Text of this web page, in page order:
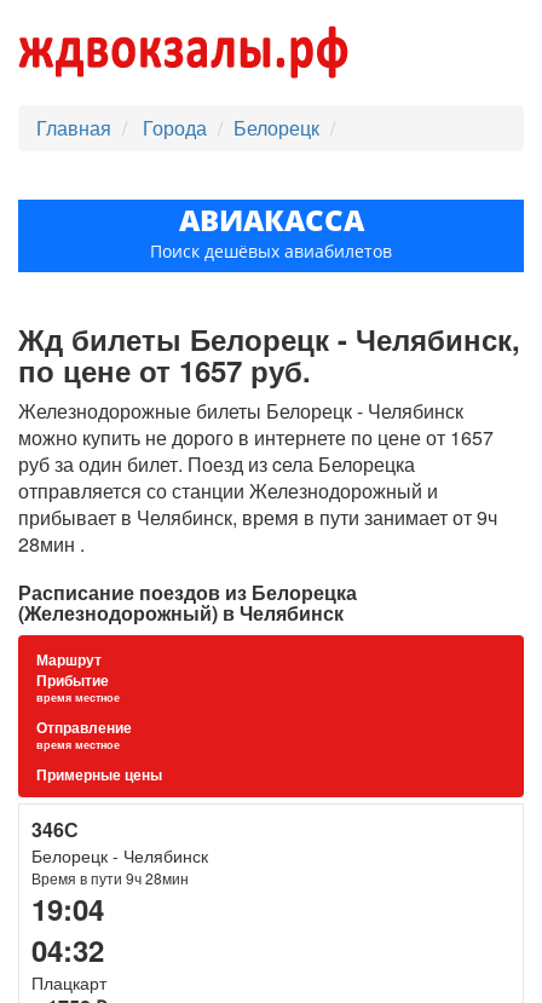
Главная Города Белорецк
АВИАКАССА
Поиск дешёвых авиабилетов
Жд билеты Белорецк - Челябинск,
по цене от 1657 руб.
Железнодорожные билеты Белорецк - Челябинск
можно купить не дорого в интернете по цене от 1657
руб за один билет. Поезд из cела Белорецка
отправляется со станции Железнодорожный и
прибывает в Челябинск, время в пути занимает от 9ч
28мин .
Расписание поездов из Белорецка
(Железнодорожный) в Челябинск
Маршрут
Прибытие
время местное
Отправление
время местное
Примерные цены
346С
Белорецк - Челябинск
Время в пути 9ч 28мин
19:04
04:32
Плацкарт